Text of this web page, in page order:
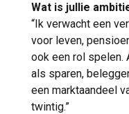
Wat is jullie
“Ik verwacht een
voor leven,
ook een rol spelen.
als sparen,
een marktaandeel
twintig.”